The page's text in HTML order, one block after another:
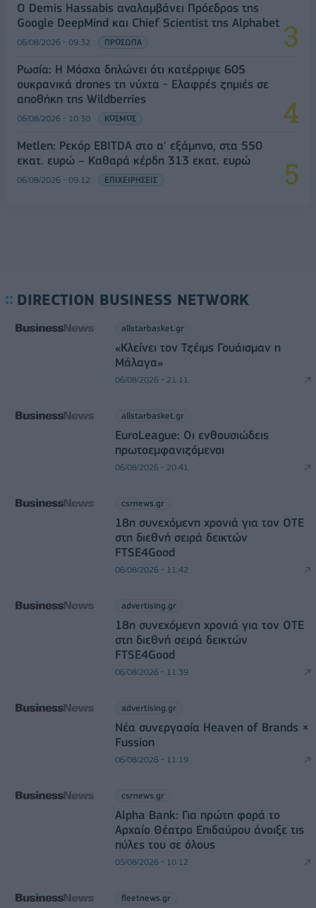
Ο Demis Hassabis αναλαμβάνει Πρόεδρος της
Google DeepMind και Chief Scientist της Alphabet
06/08/2026 - 09:32 ΠΡΟΣΩΠΑ
Ρωσία: Η Μόσχα δηλώνει ότι κατέρριψε 605
ουκρανικά drones τη νύχτα - Ελαφρές ζημιές σε
αποθήκη της Wildberries
06/08/2026 - 10:30 ΚΟΣΜΟΣ
Metlen: Ρεκόρ EBITDA στο α' εξάμηνο, στα 550
εκατ. ευρώ – Καθαρά κέρδη 313 εκατ. ευρώ
06/08/2026 - 09:12 ΕΠΙΧΕΙΡΗΣΕΙΣ
DIRECTION BUSINESS NETWORK
allstarbasket.gr
«Κλείνει τον Τζέιμς Γουάισμαν η
Μάλαγα»
06/08/2026 - 21:11
allstarbasket.gr
EuroLeague: Οι ενθουσιώδεις
πρωτοεμφανιζόμενοι
06/08/2026 - 20:41
csrnews.gr
18η συνεχόμενη χρονιά για τον ΟΤΕ
στη διεθνή σειρά δεικτών
FTSE4Good
06/08/2026 - 11:42
advertising.gr
18η συνεχόμενη χρονιά για τον ΟΤΕ
στη διεθνή σειρά δεικτών
FTSE4Good
06/08/2026 - 11:39
advertising.gr
Νέα συνεργασία Heaven of Brands ×
Fussion
06/08/2026 - 11:19
csrnews.gr
Alpha Bank: Για πρώτη φορά το
Αρχαίο Θέατρο Επιδαύρου άνοιξε τις
πύλες του σε όλους
05/08/2026 - 10:12
fleetnews.gr